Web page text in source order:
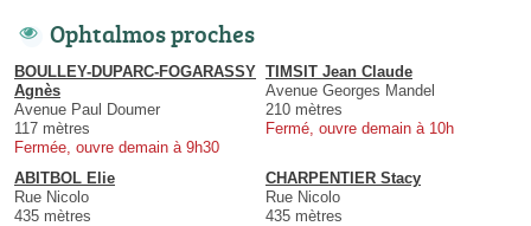
Ophtalmos proches
BOULLEY-DUPARC-FOGARASSY
Agnès
Avenue Paul Doumer
117 mètres
Fermée, ouvre demain à 9h30
TIMSIT Jean Claude
Avenue Georges Mandel
210 mètres
Fermé, ouvre demain à 10h
ABITBOL Elie
Rue Nicolo
435 mètres
CHARPENTIER Stacy
Rue Nicolo
435 mètres